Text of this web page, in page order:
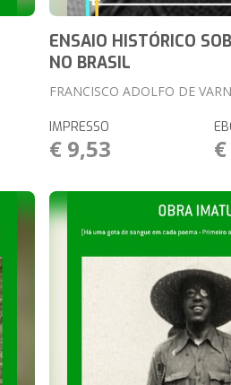
ENSAIO HISTÓRICO
NO BRASIL
FRANCISCO ADOLFO DE
IMPRESSO
€ 9,53